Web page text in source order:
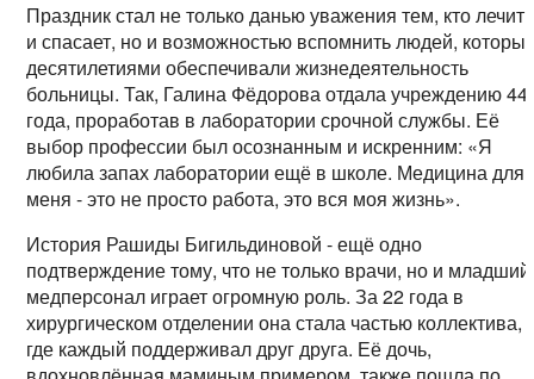
Праздник стал не только данью уважения тем, кто лечит
и спасает, но и возможностью вспомнить людей,
десятилетиями обеспечивали жизнедеятельность
больницы. Так, Галина Фёдорова отдала учреждению 44
года, проработав в лаборатории срочной службы. Её
выбор профессии был осознанным и искренним: «Я
любила запах лаборатории ещё в школе. Медицина для
меня - это не просто работа, это вся моя жизнь».
История Рашиды Бигильдиновой - ещё одно
подтверждение тому, что не только врачи, но и младший
медперсонал играет огромную роль. За 22 года в
хирургическом отделении она стала частью коллектива,
где каждый поддерживал друг друга. Её дочь,